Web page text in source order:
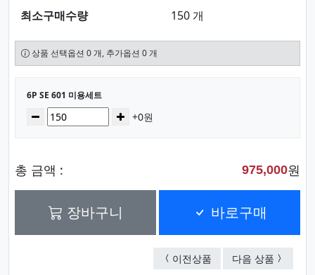
최소구매수량
150 개
상품 선택옵션 0 개, 추가옵션 0 개
선택된 옵션
6P SE 601 미용세트
수량감소 증가+0원
총 금액 : 975,000원
장바구니 바로구매
이전상품 9P SE 812 미용세트
다음 상품 6P SE